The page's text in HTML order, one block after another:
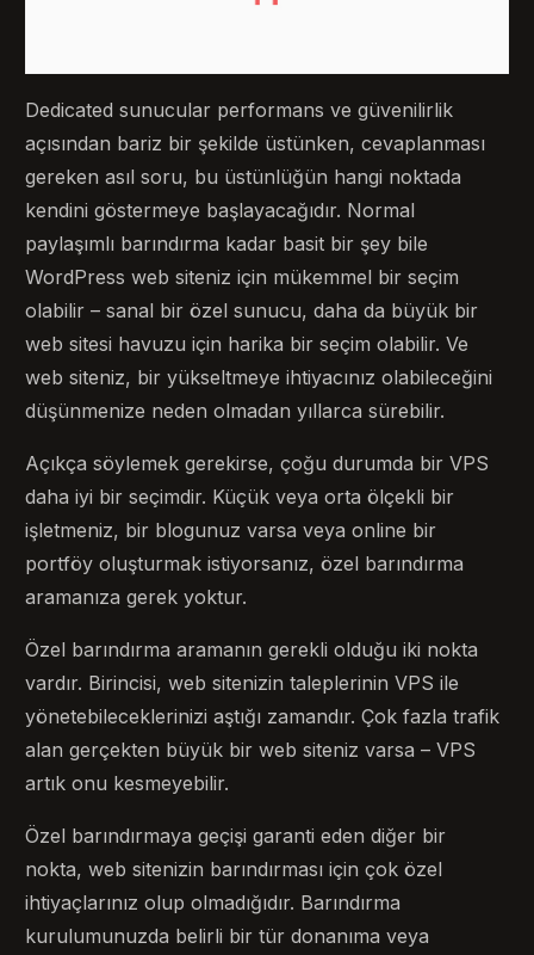
Dedicated sunucular performans ve güvenilirlik
açısından bariz bir şekilde üstünken, cevaplanması
gereken asıl soru, bu üstünlüğün hangi noktada
kendini göstermeye başlayacağıdır. Normal
paylaşımlı barındırma kadar basit bir şey bile
WordPress web siteniz için mükemmel bir seçim
olabilir – sanal bir özel sunucu, daha da büyük bir
web sitesi havuzu için harika bir seçim olabilir. Ve
web siteniz, bir yükseltmeye ihtiyacınız olabileceğini
düşünmenize neden olmadan yıllarca sürebilir.
Açıkça söylemek gerekirse, çoğu durumda bir VPS
daha iyi bir seçimdir. Küçük veya orta ölçekli bir
işletmeniz, bir blogunuz varsa veya online bir
portföy oluşturmak istiyorsanız, özel barındırma
aramanıza gerek yoktur.
Özel barındırma aramanın gerekli olduğu iki nokta
vardır. Birincisi, web sitenizin taleplerinin VPS ile
yönetebileceklerinizi aştığı zamandır. Çok fazla trafik
alan gerçekten büyük bir web siteniz varsa – VPS
artık onu kesmeyebilir.
Özel barındırmaya geçişi garanti eden diğer bir
nokta, web sitenizin barındırması için çok özel
ihtiyaçlarınız olup olmadığıdır. Barındırma
kurulumunuzda belirli bir tür donanıma veya